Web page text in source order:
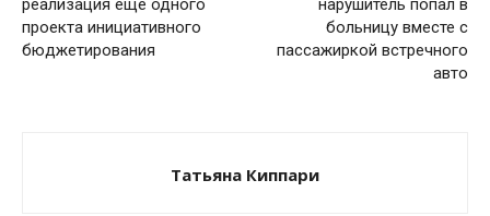
реализация еще одного
проекта инициативного
бюджетирования
нарушитель попал в
больницу вместе с
пассажиркой встречного
авто
Татьяна Киппари